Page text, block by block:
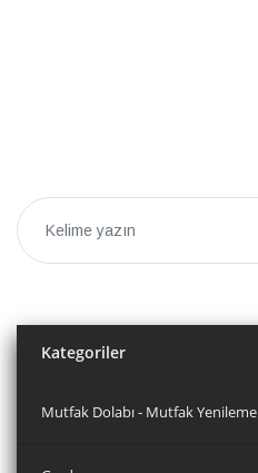
Kategoriler
Mutfak Dolabı - Mutfak Yenileme